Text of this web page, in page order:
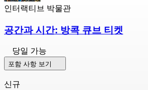
인터랙티브 박물관
공간과 시간: 방콕 큐브 티켓
당일 가능
포함 사항 보기
신규